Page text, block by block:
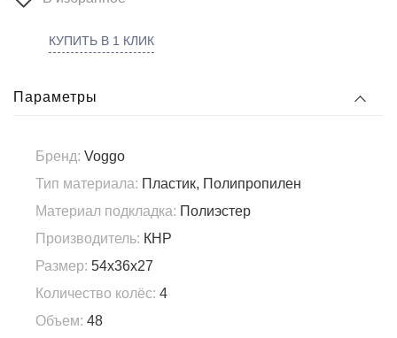
КУПИТЬ В 1 КЛИК
Параметры
Бренд: Voggo
Тип материала: Пластик, Полипропилен
Материал подкладка: Полиэстер
Производитель: КНР
Размер: 54x36x27
Количество колёс: 4
Объем: 48